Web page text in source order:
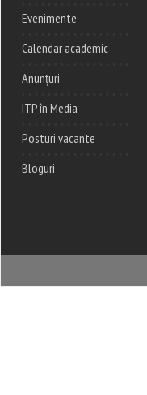
Evenimente
Calendar academic
Anunțuri
ITP în Media
Posturi vacante
Bloguri